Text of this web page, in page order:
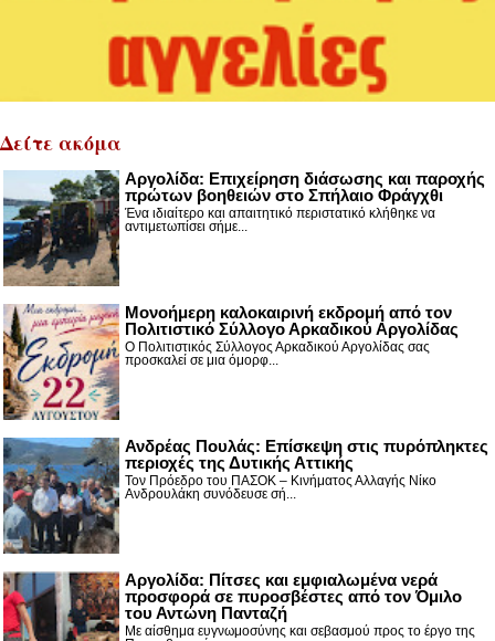
Δείτε ακόμα
Αργολίδα: Επιχείρηση διάσωσης και παροχής
πρώτων βοηθειών στο Σπήλαιο Φράγχθι
Ένα ιδιαίτερο και απαιτητικό περιστατικό κλήθηκε να
αντιμετωπίσει σήμε...
Μονοήμερη καλοκαιρινή εκδρομή από τον
Πολιτιστικό Σύλλογο Αρκαδικού Αργολίδας
Ο Πολιτιστικός Σύλλογος Αρκαδικού Αργολίδας σας
προσκαλεί σε μια όμορφ...
Ανδρέας Πουλάς: Επίσκεψη στις πυρόπληκτες
περιοχές της Δυτικής Αττικής
Τον Πρόεδρο του ΠΑΣΟΚ – Κινήματος Αλλαγής Νίκο
Ανδρουλάκη συνόδευσε σή...
Αργολίδα: Πίτσες και εμφιαλωμένα νερά
προσφορά σε πυροσβέστες από τον Όμιλο
του Αντώνη Πανταζή
Με αίσθημα ευγνωμοσύνης και σεβασμού προς το έργο της